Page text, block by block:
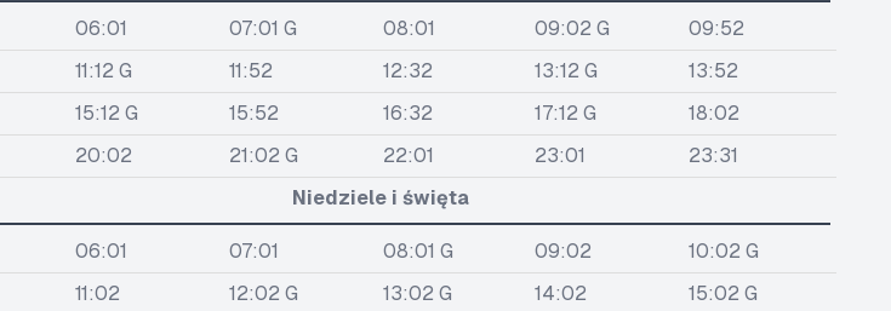
06:01 07:01 G 08:01 09:02 G
09:52
11:12 G 11:52 12:32 13:12 G
13:52
15:12 G 15:52 16:32 17:12 G
18:02
20:02 21:02 G 22:01 23:01
23:31
Niedziele i święta
06:01 07:01 08:01 G 09:02
10:02 G
11:02 12:02 G 13:02 G 14:02
15:02 G